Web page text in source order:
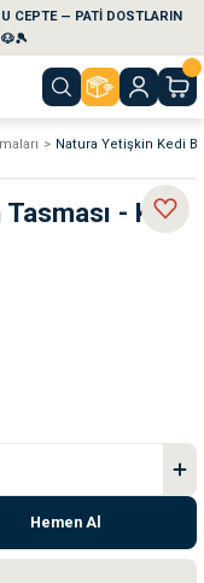
CEPTE — PATİ DOSTLARIN
Natura Yetişkin Kedi
- Kuş
Hemen Al